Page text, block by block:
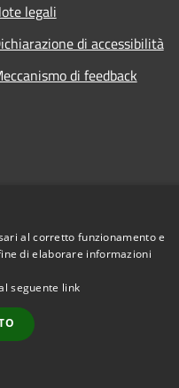
legali
di accessibilità
di feedback
• Comune di Borghetto
al corretto funzionamento e
di elaborare informazioni
seguente link